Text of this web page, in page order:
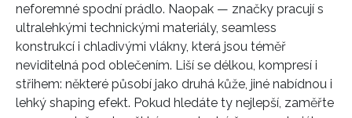
neforemné spodní prádlo. Naopak — značky pracují s
ultralehkými technickými materiály, seamless
konstrukcí i chladivými vlákny, která jsou téměř
neviditelná pod oblečením. Liší se délkou, kompresí i
střihem: některé působí jako druhá kůže, jiné nabídnou i
lehký shaping efekt. Pokud hledáte ty nejlepší, zaměřte